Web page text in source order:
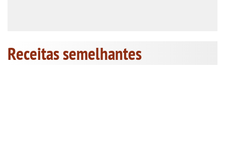
Receitas semelhantes